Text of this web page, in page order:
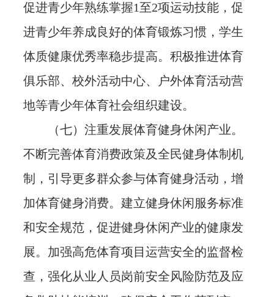
促进青少年熟练掌握1至2项运动技能，促
进青少年养成良好的体育锻炼习惯，学生
体质健康优秀率稳步提高。积极推进体育
俱乐部、校外活动中心、户外体育活动营
地等青少年体育社会组织建设。
（七）注重发展体育健身休闲产业。
不断完善体育消费政策及全民健身体制机
制，引导更多群众参与体育健身活动，增
加体育健身消费。建立健身休闲服务标准
和安全规范，促进健身休闲产业的健康发
展。加强高危体育项目运营安全的监督检
查，强化从业人员岗前安全风险防范及应